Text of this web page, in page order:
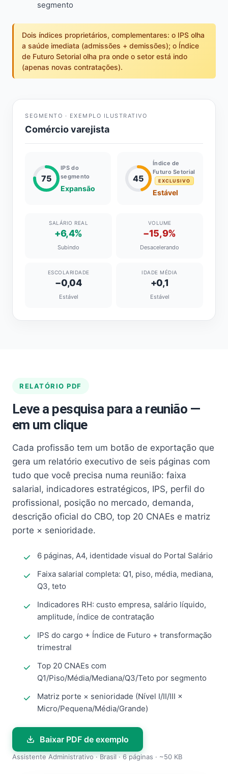
segmento
Dois índices proprietários, complementares: o IPS olha
a saúde imediata (admissões + demissões); o Índice
de Futuro Setorial olha pra onde o setor está indo
(apenas novas contratações).
SEGMENTO · EXEMPLO ILUSTRATIVO
Comércio varejista
75
IPS do
segmento
Expansão
45
Índice de
Futuro Setorial
EXCLUSIVO
Estável
SALÁRIO REAL
+6,4%
Subindo
VOLUME
−15,9%
Desacelerando
ESCOLARIDADE
−0,04
Estável
IDADE MÉDIA
+0,1
Estável
RELATÓRIO PDF
Leve a pesquisa para a reunião —
em um clique
Cada profissão tem um botão de exportação que
gera um relatório executivo de seis páginas com
tudo que você precisa numa reunião: faixa
salarial, indicadores estratégicos, IPS, perfil do
profissional, posição no mercado, demanda,
descrição oficial do CBO, top 20 CNAEs e matriz
porte × senioridade.
6 páginas, A4, identidade visual do Portal Salário
Faixa salarial completa: Q1, piso, média, mediana,
Q3, teto
Indicadores RH: custo empresa, salário líquido,
amplitude, índice de contratação
IPS do cargo + Índice de Futuro + transformação
trimestral
Top 20 CNAEs com
Q1/Piso/Média/Mediana/Q3/Teto por segmento
Matriz porte × senioridade (Nível I/II/III ×
Micro/Pequena/Média/Grande)
Baixar PDF de exemplo
Assistente Administrativo · Brasil · 6 páginas · ~50 KB